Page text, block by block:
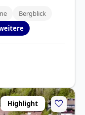
Bergblick
favorite
Highlight